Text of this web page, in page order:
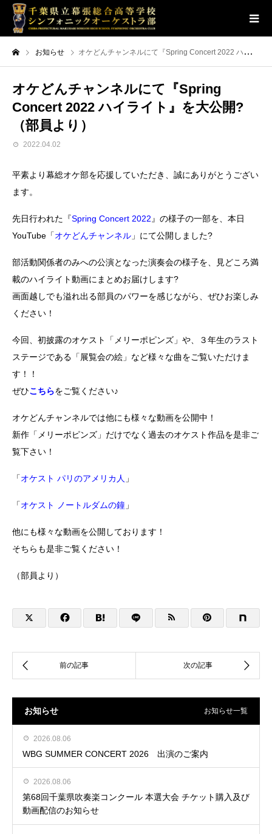
お知らせ オケどんチャンネルにて『Spring Concert 2022 ハイライト』を大公開?（部員より）
オケどんチャンネルにて『Spring
Concert 2022 ハイライト』を大公開?
（部員より）
2022.04.02
平素より幕総オケ部を応援していただき、誠にありがとうござい
ます。
先日行われた『Spring Concert 2022 』の様子の一部を、本日
YouTube「オケどんチャンネル 」にて公開しました?
部活動関係者のみへの公演となった演奏会の様子を、見どころ満
載のハイライト動画にまとめお届けします?
画面越しでも溢れ出る部員のパワーを感じながら、ぜひお楽しみ
ください！
今回、初披露のオケスト「メリーポピンズ」や、３年生のラスト
ステージである「展覧会の絵」など様々な曲をご覧いただけま
す！！
ぜひこちらをご覧ください♪
オケどんチャンネルでは他にも様々な動画を公開中！
新作「メリーポピンズ」だけでなく過去のオケスト作品を是非ご
覧下さい！
「オケスト パリのアメリカ人 」
「オケスト ノートルダムの鐘 」
他にも様々な動画を公開しております！
そちらも是非ご覧ください！
（部員より）
お知らせ お知らせ一覧
2026.08.06
WBG SUMMER CONCERT 2026 出演のご案内
2026.08.06
第68回千葉県吹奏楽コンクール 本選大会 チケット購入及び
動画配信のお知らせ